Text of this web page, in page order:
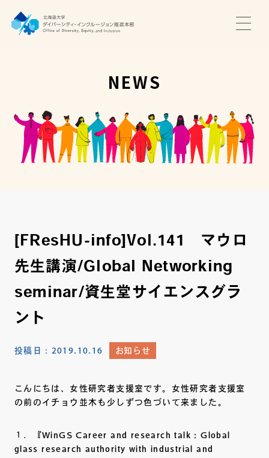
推進本部について
アクセス・お問い合わせ
NEWS
[FResHU-info]Vol.141 マウロ
先生講演/Global Networking
seminar/資生堂サイエンスグラ
ント
投稿日： 2019.10.16 お知らせ
こんにちは、女性研究者支援室です。女性研究者支援室
の前のイチョウ並木も少しずつ色づいて来ました。
１．『WinGS Career and research talk : Global
glass research authority with industrial and